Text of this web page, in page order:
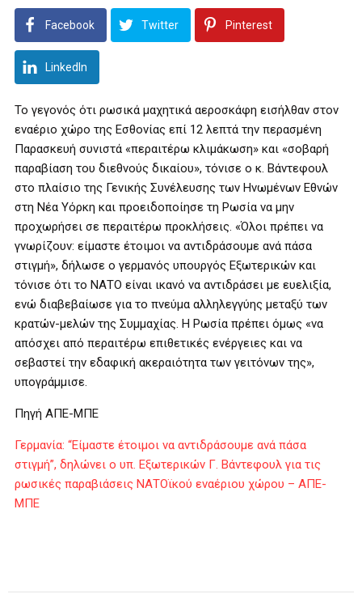
Facebook Twitter Pinterest
LinkedIn
Το γεγονός ότι ρωσικά μαχητικά αεροσκάφη εισήλθαν στον
εναέριο χώρο της Εσθονίας επί 12 λεπτά την περασμένη
Παρασκευή συνιστά «περαιτέρω κλιμάκωση» και «σοβαρή
παραβίαση του διεθνούς δικαίου», τόνισε ο κ. Βάντεφουλ
στο πλαίσιο της Γενικής Συνέλευσης των Ηνωμένων Εθνών
στη Νέα Υόρκη και προειδοποίησε τη Ρωσία να μην
προχωρήσει σε περαιτέρω προκλήσεις. «Όλοι πρέπει να
γνωρίζουν: είμαστε έτοιμοι να αντιδράσουμε ανά πάσα
στιγμή», δήλωσε ο γερμανός υπουργός Εξωτερικών και
τόνισε ότι το ΝΑΤΟ είναι ικανό να αντιδράσει με ευελιξία,
ενώ διαβεβαίωσε για το πνεύμα αλληλεγγύης μεταξύ των
κρατών-μελών της Συμμαχίας. Η Ρωσία πρέπει όμως «να
απόσχει από περαιτέρω επιθετικές ενέργειες και να
σεβαστεί την εδαφική ακεραιότητα των γειτόνων της»,
υπογράμμισε.
Πηγή ΑΠΕ-ΜΠΕ
Γερμανία: “Είμαστε έτοιμοι να αντιδράσουμε ανά πάσα
στιγμή”, δηλώνει ο υπ. Εξωτερικών Γ. Βάντεφουλ για τις
ρωσικές παραβιάσεις ΝΑΤΟϊκού εναέριου χώρου – ΑΠΕ-
ΜΠΕ